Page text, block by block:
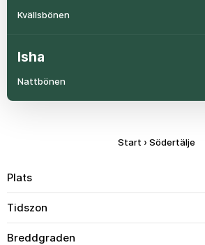
Kvällsbönen
Isha
Nattbönen
Start › Södertälje
Plats
Tidszon
Breddgraden